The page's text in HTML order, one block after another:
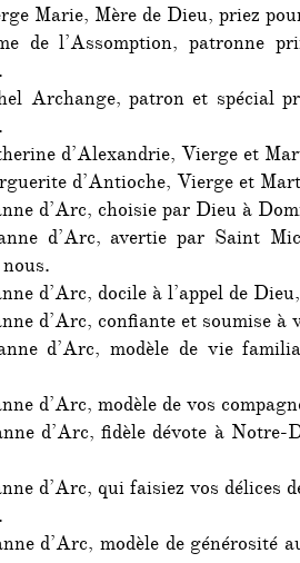
Marie, Mère de Dieu, priez
de l’Assomption, patronne
Archange, patron et spécial
d’Alexandrie, Vierge et
d’Antioche, Vierge et
d’Arc, choisie par Dieu à
d’Arc, avertie par Saint
d’Arc, docile à l’appel de
d’Arc, confiante et soumise
d’Arc, modèle de vie
d’Arc, modèle de vos
d’Arc, fidèle dévote à Notre-
d’Arc, qui faisiez vos délices
d’Arc, modèle de générosité